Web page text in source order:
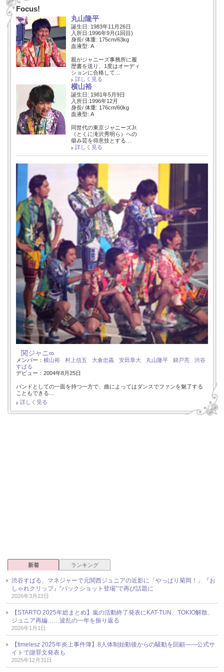
Focus!
丸山隆平
誕生日: 1983年11月26日
入所日:1996年9月(1回目)
身長/ 体重: 175cm/63kg
血液型: A
親がジャニーズ事務所に履
歴書を送り、1度はオーディ
ションに合格して…
詳しく見る
横山裕
誕生日: 1981年5月9日
入所日:1996年12月
身長/ 体重: 176cm/60kg
血液型: A
同世代の東京ジャニーズJr.
（とくに滝沢秀明ら）への
僻み芸を得意技とする…
詳しく見る
関ジャニ∞
メンバー： 横山裕 村上信五 大倉忠義 安田章大 丸山隆平 錦戸亮
渋谷
すばる
デビュー：2004年8月25日
バンドとしての一面を持つ一方で、曲によってはダンスでファンを魅了する
こともできる…
詳しく見る
新着 ランキング
渋谷すばる、マネジャーで元関西ジュニアの近影に「やっぱり菊岡！」『お
しゃれクリップ』“バックショット登場”で再び話題に
2026年3月22日
【STARTO 2025年総まとめ】嵐の活動終了発表にKAT-TUN、TOKIO解散、
ジュニア再編……波乱の一年を振り返る
2026年1月1日
【timelesz 2025年炎上事件簿】8人体制始動後からの騒動を回顧――公式サ
イトで謝罪文発表も
2025年12月31日